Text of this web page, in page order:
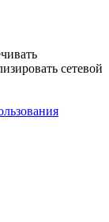
сетевой